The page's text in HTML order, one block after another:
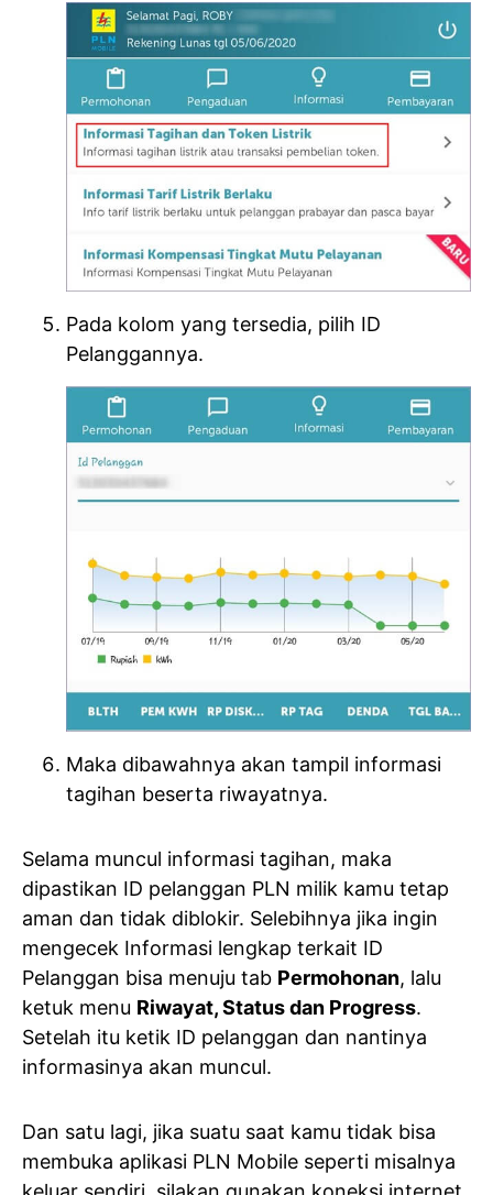
Pada kolom yang tersedia, pilih ID
Pelanggannya.
Maka dibawahnya akan tampil informasi
tagihan beserta riwayatnya.
Selama muncul informasi tagihan, maka
dipastikan ID pelanggan PLN milik kamu tetap
aman dan tidak diblokir. Selebihnya jika ingin
mengecek Informasi lengkap terkait ID
Pelanggan bisa menuju tab Permohonan, lalu
ketuk menu Riwayat, Status dan Progress.
Setelah itu ketik ID pelanggan dan nantinya
informasinya akan muncul.
Dan satu lagi, jika suatu saat kamu tidak bisa
membuka aplikasi PLN Mobile seperti misalnya